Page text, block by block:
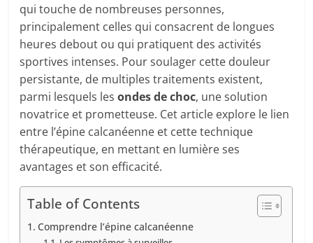
qui touche de nombreuses personnes,
principalement celles qui consacrent de longues
heures debout ou qui pratiquent des activités
sportives intenses. Pour soulager cette douleur
persistante, de multiples traitements existent,
parmi lesquels lesondes de choc, une solution
novatrice et prometteuse. Cet article explore le lien
entre l’épine calcanéenne et cette technique
thérapeutique, en mettant en lumière ses
avantages et son efficacité.
Table of Contents
Comprendre l’épine calcanéenne